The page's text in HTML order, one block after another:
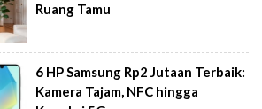
Ruang Tamu
6 HP Samsung Rp2 Jutaan Terbaik:
Kamera Tajam, NFC hingga